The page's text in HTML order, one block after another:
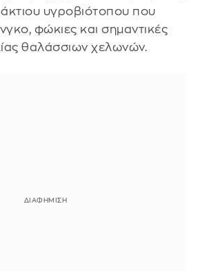
υγροβιότοπου που
φώκιες και σημαντικές
θαλάσσιων χελωνών.